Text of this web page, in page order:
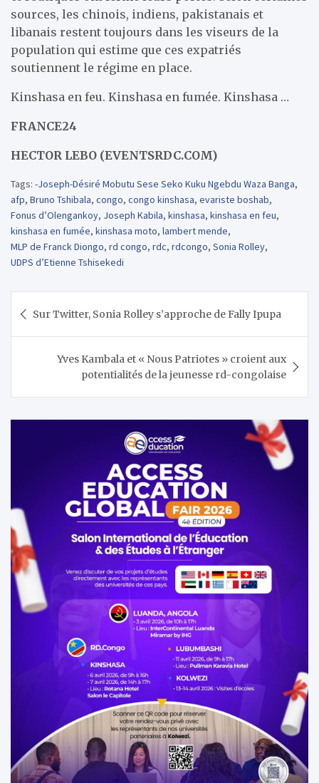
sources, les chinois, indiens, pakistanais et
libanais restent toujours dans les viseurs de la
population qui estime que ces expatriés
soutiennent le régime en place.
Kinshasa en feu. Kinshasa en fumée. Kinshasa …
FRANCE24
HECTOR LEBO (EVENTSRDC.COM)
Tags: -Joseph-Désiré Mobutu Sese Seko Kuku Ngebdu Waza Banga,
afp, Bruno Tshibala, congo, congo kinshasa, evariste boshab,
Fonus d’Olengankoy, Joseph Kabila, kinshasa, kinshasa en feu,
kinshasa en fumée, kinshasa moto, lambert mende,
MLP de Franck Diongo, rd congo, rdc, rdcongo, Sonia Rolley,
UDPS d’Etienne Tshisekedi
de Sur Twitter, Sonia Rolley s’approche de Fally Ipupa
Yves Kambala et « Nous Patriotes » croient aux
potentialités de la jeunesse rd-congolaise